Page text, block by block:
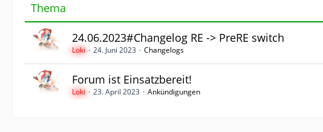
Thema
24.06.2023#Changelog RE -> PreRE switch
Loki 24. Juni 2023 Changelogs
Forum ist Einsatzbereit!
Loki 23. April 2023 Ankündigungen